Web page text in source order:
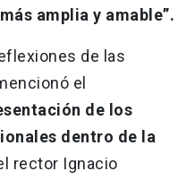
amplia y amable”.
de las
el
de los
dentro de la
rector Ignacio